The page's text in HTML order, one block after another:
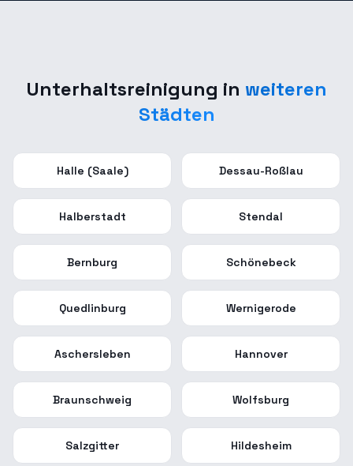
Unterhaltsreinigung in weiteren
Städten
Halle (Saale) Dessau-Roßlau
Halberstadt Stendal
Bernburg Schönebeck
Quedlinburg Wernigerode
Aschersleben Hannover
Braunschweig Wolfsburg
Salzgitter Hildesheim